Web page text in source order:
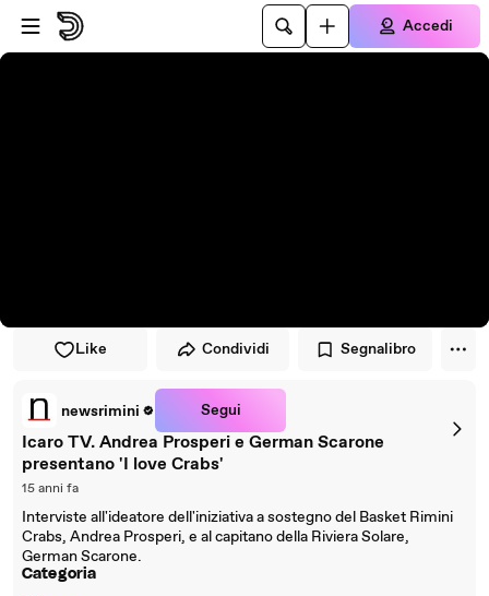
Vai al lettore
Passa al contenuto principale
Accedi
Like Condividi Segnalibro
newsrimini Segui
Icaro TV. Andrea Prosperi e German Scarone
presentano 'I love Crabs'
15 anni fa
Interviste all'ideatore dell'iniziativa a sostegno del Basket Rimini
Crabs, Andrea Prosperi, e al capitano della Riviera Solare,
German Scarone.
Categoria